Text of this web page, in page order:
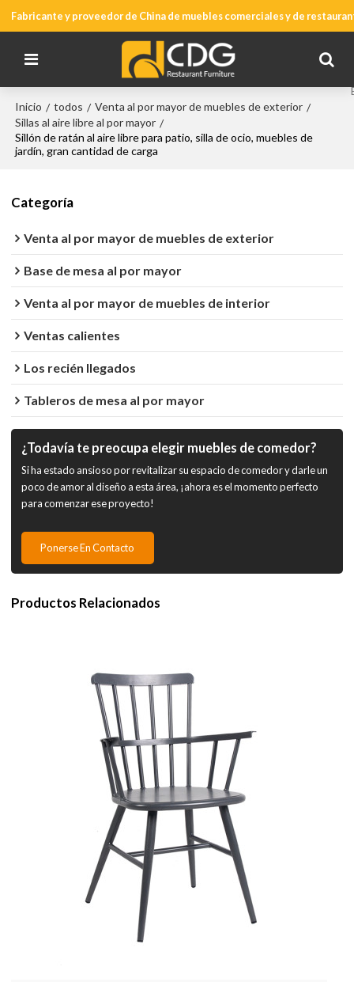
Fabricante y proveedor de China de muebles comerciales y de
Inicio / todos / Venta al por mayor de muebles de exterior /
Sillas al aire libre al por mayor /
Sillón de ratán al aire libre para patio, silla de ocio, muebles de
jardín, gran cantidad de carga
Categoría
Venta al por mayor de muebles de exterior
Base de mesa al por mayor
Venta al por mayor de muebles de interior
Ventas calientes
Los recién llegados
Tableros de mesa al por mayor
¿Todavía te preocupa elegir muebles de comedor?
Si ha estado ansioso por revitalizar su espacio de comedor y darle un
poco de amor al diseño a esta área, ¡ahora es el momento perfecto
para comenzar ese proyecto!
Ponerse En Contacto
Productos Relacionados